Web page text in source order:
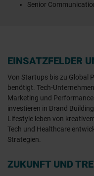
Senior
EINSATZFELDER
Von Startups bis zu Global
benötigt. Tech-
Marketing und
investieren in Brand
Lifestyle leben von
Tech und Healthcare
Strategien.
ZUKUNFT UND